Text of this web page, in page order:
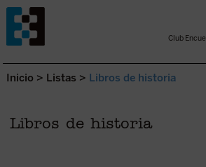
Club
Saltar al contenido.
Inicio > Listas > Libros de historia
Libros de historia